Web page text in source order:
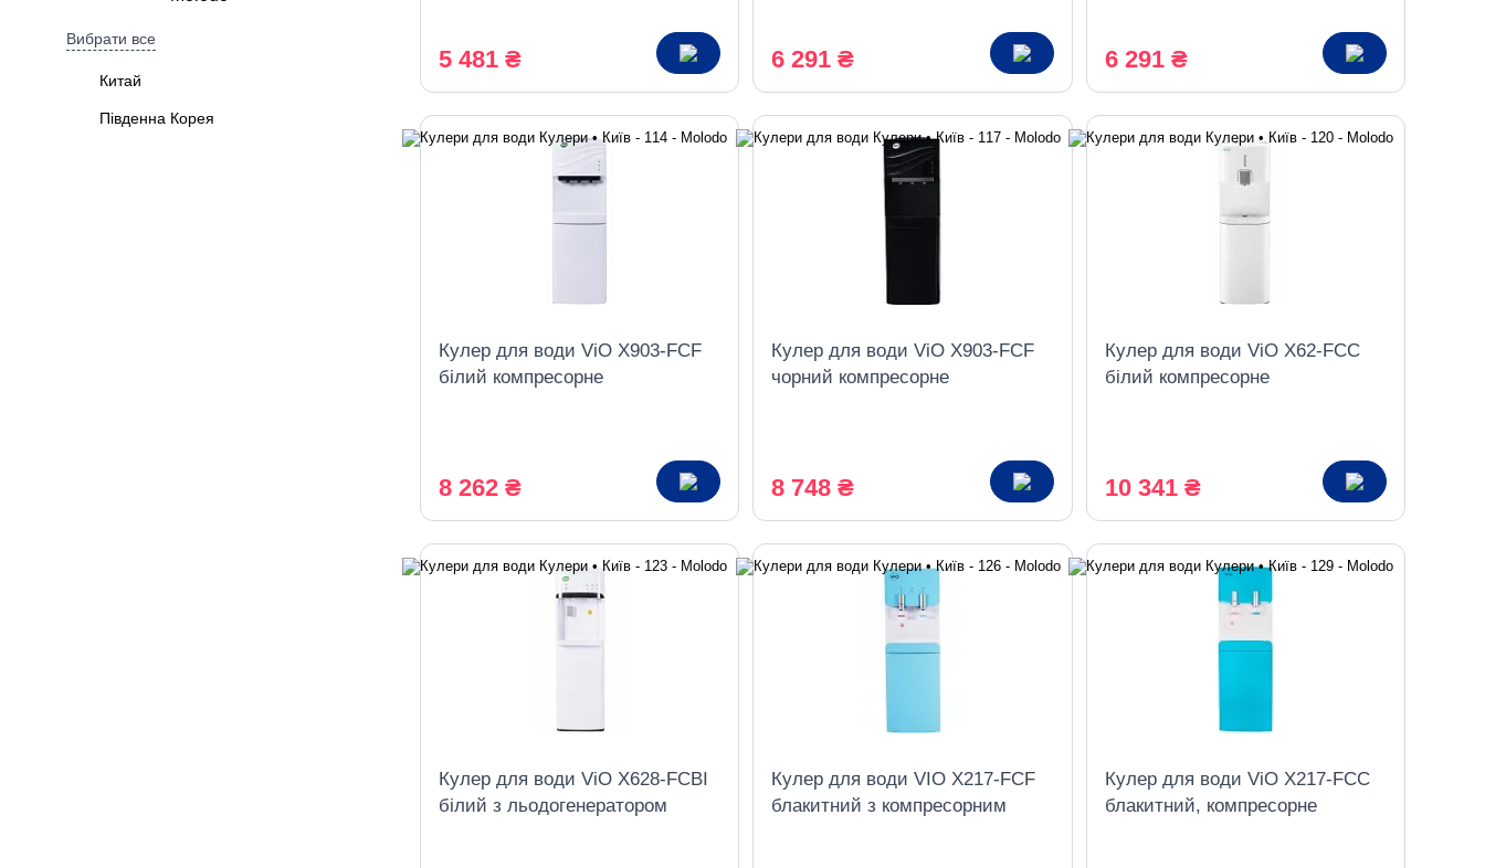
Вибрати все
Китай
Південна Корея
5 481 ₴ 6 291 ₴ 6 291 ₴
Кулер для води ViO X903-FCF
білий компресорне
8 262 ₴
Кулер для води ViO X903-FCF
чорний компресорне
8 748 ₴
Кулер для води ViO X62-FCC
білий компресорне
10 341 ₴
Кулер для води ViO X628-FCBI
білий з льодогенератором
Кулер для води VIO Х217-FCF
блакитний з компресорним
Кулер для води ViO X217-FCC
блакитний, компресорне